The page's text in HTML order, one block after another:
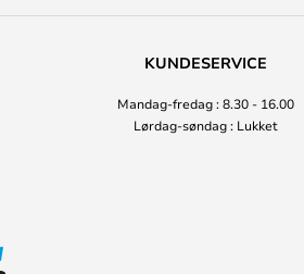
KUNDESERVICE
Mandag-fredag : 8.30 - 16.00
Lørdag-søndag : Lukket